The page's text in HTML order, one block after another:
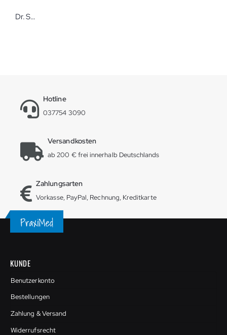
Dr. Schumacher DESCOLIND® COMFORT Wash Waschlotion
Hotline
037754 3090
Versandkosten
ab 200 € frei innerhalb Deutschlands
Zahlungsarten
Vorkasse, PayPal, Rechnung, Kreditkarte
KUNDE
Benutzerkonto
Bestellungen
Zahlung & Versand
Widerrufsrecht